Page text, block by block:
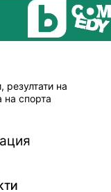
резултати на
на спорта